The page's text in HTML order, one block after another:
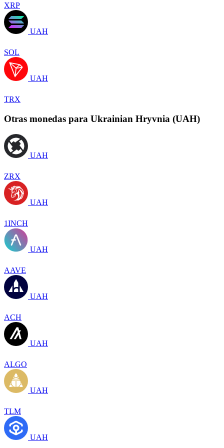
XRP
UAH
SOL
UAH
TRX
Otras monedas para Ukrainian Hryvnia (UAH)
UAH
ZRX
UAH
1INCH
UAH
AAVE
UAH
ACH
UAH
ALGO
UAH
TLM
UAH